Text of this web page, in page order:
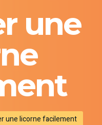
une
une licorne facilement